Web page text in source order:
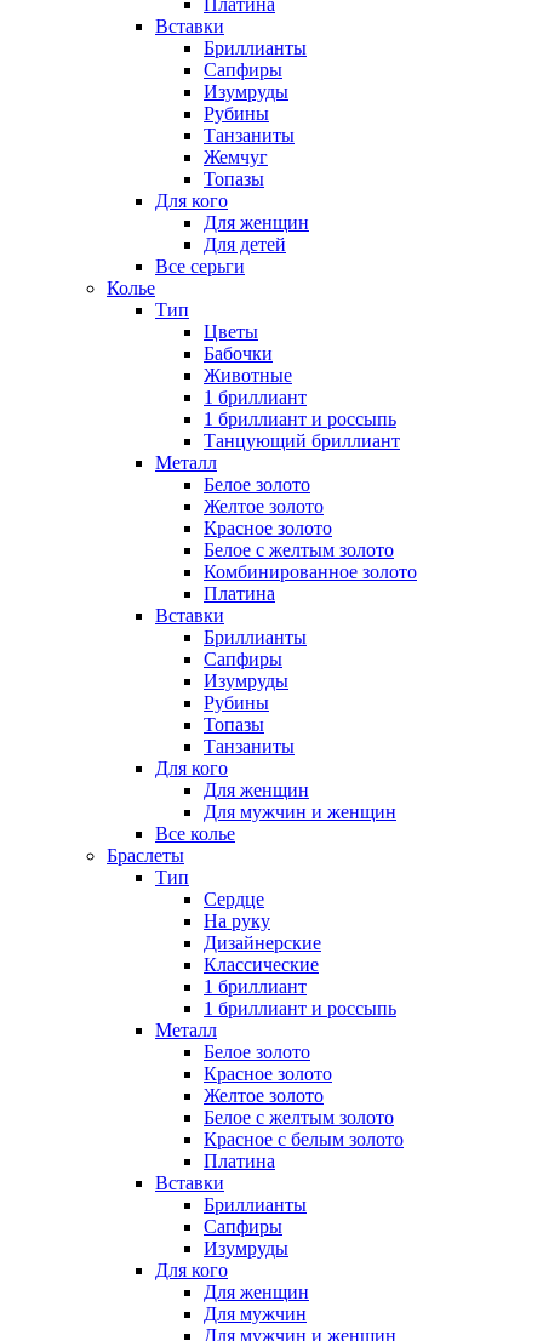
Платина
Вставки
Бриллианты
Сапфиры
Изумруды
Рубины
Танзаниты
Жемчуг
Топазы
Для кого
Для женщин
Для детей
Все серьги
Колье
Тип
Цветы
Бабочки
Животные
1 бриллиант
1 бриллиант и россыпь
Танцующий бриллиант
Металл
Белое золото
Желтое золото
Красное золото
Белое с желтым золото
Комбинированное золото
Платина
Вставки
Бриллианты
Сапфиры
Изумруды
Рубины
Топазы
Танзаниты
Для кого
Для женщин
Для мужчин и женщин
Все колье
Браслеты
Тип
Сердце
На руку
Дизайнерские
Классические
1 бриллиант
1 бриллиант и россыпь
Металл
Белое золото
Красное золото
Желтое золото
Белое с желтым золото
Красное с белым золото
Платина
Вставки
Бриллианты
Сапфиры
Изумруды
Для кого
Для женщин
Для мужчин
Для мужчин и женщин